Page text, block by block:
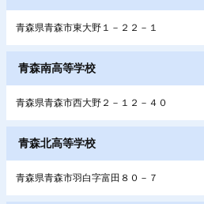
青森県青森市東大野１－２２－１
青森南高等学校
青森県青森市西大野２－１２－４０
青森北高等学校
青森県青森市羽白字富田８０－７